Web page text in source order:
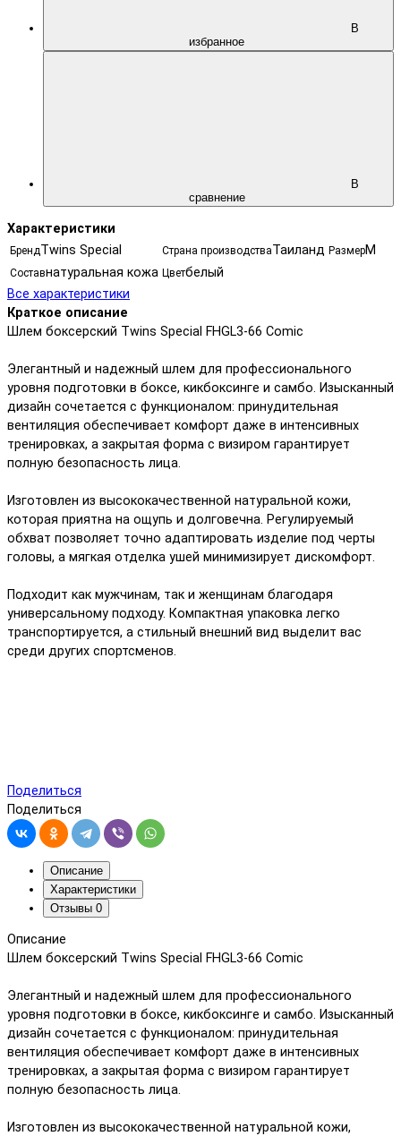
В
избранное
В
сравнение
Характеристики
БрендTwins Special Страна производстваТаиланд РазмерM
Составнатуральная кожа Цветбелый
Все характеристики
Краткое описание
Шлем боксерский Twins Special FHGL3-66 Comic
Элегантный и надежный шлем для профессионального
уровня подготовки в боксе, кикбоксинге и самбо. Изысканный
дизайн сочетается с функционалом: принудительная
вентиляция обеспечивает комфорт даже в интенсивных
тренировках, а закрытая форма с визиром гарантирует
полную безопасность лица.
Изготовлен из высококачественной натуральной кожи,
которая приятна на ощупь и долговечна. Регулируемый
обхват позволяет точно адаптировать изделие под черты
головы, а мягкая отделка ушей минимизирует дискомфорт.
Подходит как мужчинам, так и женщинам благодаря
универсальному подходу. Компактная упаковка легко
транспортируется, а стильный внешний вид выделит вас
среди других спортсменов.
Поделиться
Поделиться
Описание
Характеристики
Отзывы 0
Описание
Шлем боксерский Twins Special FHGL3-66 Comic
Элегантный и надежный шлем для профессионального
уровня подготовки в боксе, кикбоксинге и самбо. Изысканный
дизайн сочетается с функционалом: принудительная
вентиляция обеспечивает комфорт даже в интенсивных
тренировках, а закрытая форма с визиром гарантирует
полную безопасность лица.
Изготовлен из высококачественной натуральной кожи,